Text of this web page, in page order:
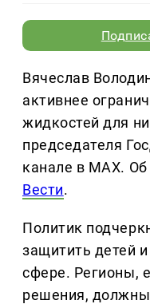
Вячеслав
активнее
жидкостей для
председателя
канале в MAX.
Вести.
Политик
защитить детей
сфере. Регионы,
решения,